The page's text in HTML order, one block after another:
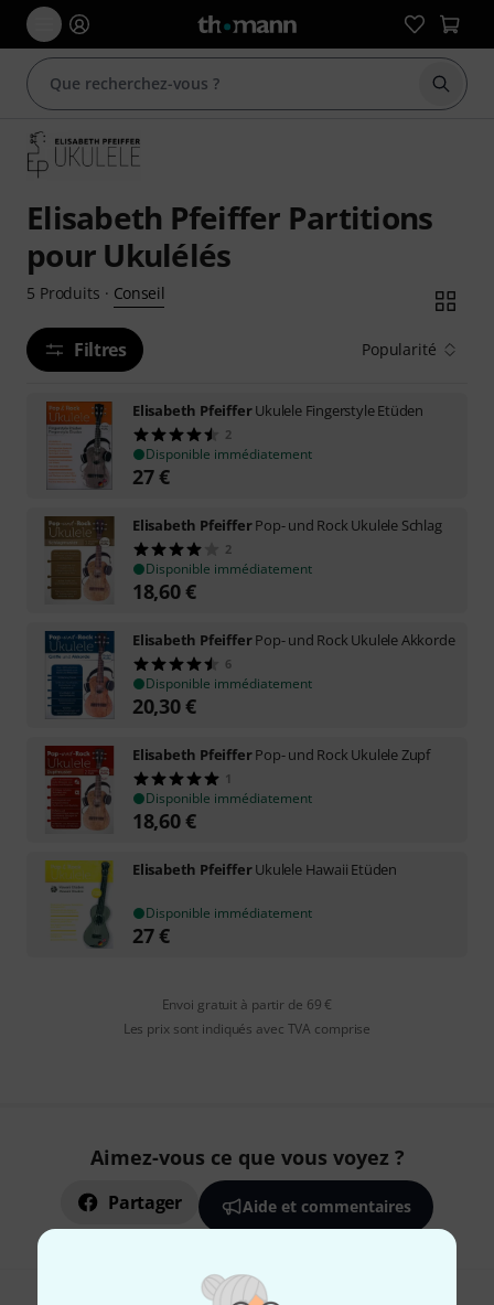
Elisabeth Pfeiffer Partitions
pour Ukulélés
5 Produits · Conseil
Filtres Popularité
Elisabeth PfeifferUkulele Fingerstyle Etüden
2
Disponible immédiatement
27€
Elisabeth PfeifferPop- und Rock Ukulele Schlag
2
Disponible immédiatement
18,60€
Elisabeth PfeifferPop- und Rock Ukulele Akkorde
6
Disponible immédiatement
20,30€
Elisabeth PfeifferPop- und Rock Ukulele Zupf
1
Disponible immédiatement
18,60€
Elisabeth PfeifferUkulele Hawaii Etüden
Disponible immédiatement
27€
Envoi gratuit à partir de 69 €
Les prix sont indiqués avec TVA comprise
Aimez-vous ce que vous voyez ?
Partager Aide et commentaires